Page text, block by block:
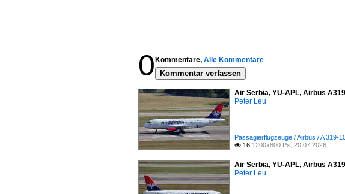
0 Kommentare, Alle Kommentare
Kommentar verfassen
Air Serbia, YU-APL, Airbus
Peter Leu
Passagierflugzeuge / Airbus / A 319-
 16 1200x800 Px, 20.07.2026
Air Serbia, YU-APL, Airbus
Peter Leu